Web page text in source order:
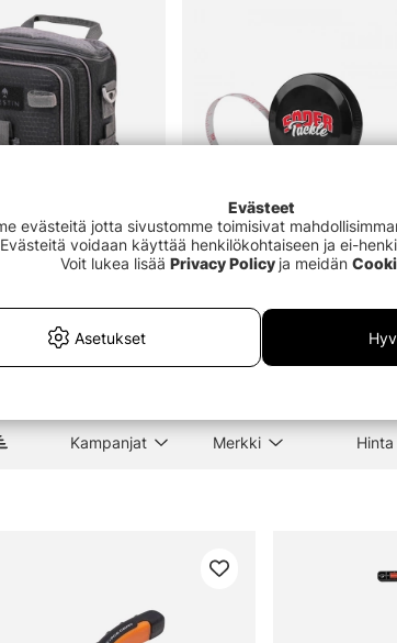
Street Bag Pro 3
Söder Tackle Measure
Kampanjat Merkki Hinta
Evästeet
evästeitä jotta sivustomme toimisivat
voidaan käyttää henkilökohtaiseen ja ei-
Voit lukea lisää Privacy Policy ja meidän
Asetukset